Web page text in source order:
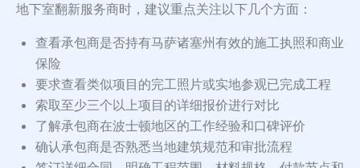
地下室翻新服务商时，建议重点关注以下几个方面：
查看承包商是否持有马萨诸塞州有效的施工执照和商业
保险
要求查看类似项目的完工照片或实地参观已完成工程
索取至少三个以上项目的详细报价进行对比
了解承包商在波士顿地区的工作经验和口碑评价
确认承包商是否熟悉当地建筑规范和审批流程